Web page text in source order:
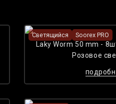
Светящийся Soorex PRO
Laky Worm 50 mm -
Розовое